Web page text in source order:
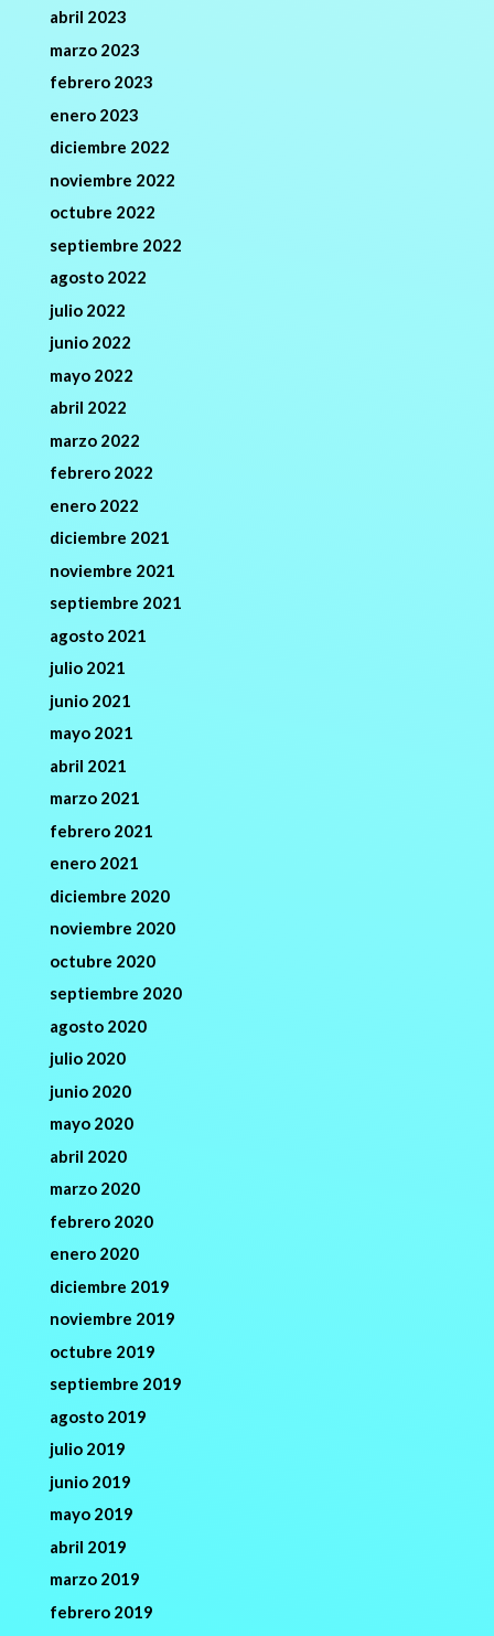
abril 2023
marzo 2023
febrero 2023
enero 2023
diciembre 2022
noviembre 2022
octubre 2022
septiembre 2022
agosto 2022
julio 2022
junio 2022
mayo 2022
abril 2022
marzo 2022
febrero 2022
enero 2022
diciembre 2021
noviembre 2021
septiembre 2021
agosto 2021
julio 2021
junio 2021
mayo 2021
abril 2021
marzo 2021
febrero 2021
enero 2021
diciembre 2020
noviembre 2020
octubre 2020
septiembre 2020
agosto 2020
julio 2020
junio 2020
mayo 2020
abril 2020
marzo 2020
febrero 2020
enero 2020
diciembre 2019
noviembre 2019
octubre 2019
septiembre 2019
agosto 2019
julio 2019
junio 2019
mayo 2019
abril 2019
marzo 2019
febrero 2019